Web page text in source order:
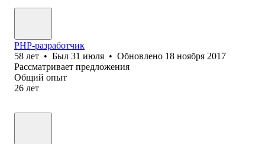
PHP-разработчик
58 лет • Был 31 июля • Обновлено 18 ноября 2017
Рассматривает предложения
Общий опыт
26 лет